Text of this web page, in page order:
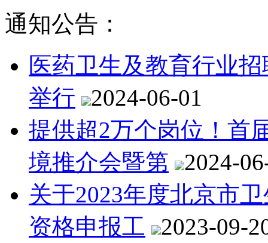
通知公告：
医药卫生及教育行业
举行
2024-06-01
提供超2万个岗位！首
境推介会暨第
2024-
关于2023年度北京市
资格申报工
2023-09-